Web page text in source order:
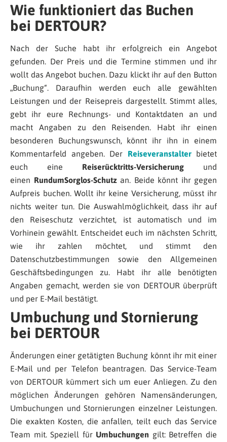
Wie funktioniert das Buchen
bei DERTOUR?
Nach der Suche habt ihr erfolgreich ein Angebot
gefunden. Der Preis und die Termine stimmen und ihr
wollt das Angebot buchen. Dazu klickt ihr auf den Button
„Buchung“. Daraufhin werden euch alle gewählten
Leistungen und der Reisepreis dargestellt. Stimmt alles,
gebt ihr eure Rechnungs- und Kontaktdaten an und
macht Angaben zu den Reisenden. Habt ihr einen
besonderen Buchungswunsch, könnt ihr ihn in einem
Kommentarfeld angeben. Der Reiseveranstalterbietet
euch eine Reiserücktritts-Versicherung und
einen RundumSorglos-Schutzan. Beide könnt ihr gegen
Aufpreis buchen. Wollt ihr keine Versicherung, müsst ihr
nichts weiter tun. Die Auswahlmöglichkeit, dass ihr auf
den Reiseschutz verzichtet, ist automatisch und im
Vorhinein gewählt. Entscheidet euch im nächsten Schritt,
wie ihr zahlen möchtet, und stimmt den
Datenschutzbestimmungen sowie den Allgemeinen
Geschäftsbedingungen zu. Habt ihr alle benötigten
Angaben gemacht, werden sie von DERTOUR überprüft
und per E-Mail bestätigt.
Umbuchung und Stornierung
bei DERTOUR
Änderungen einer getätigten Buchung könnt ihr mit einer
E-Mail und per Telefon beantragen. Das Service-Team
von DERTOUR kümmert sich um euer Anliegen. Zu den
möglichen Änderungen gehören Namensänderungen,
Umbuchungen und Stornierungen einzelner Leistungen.
Die exakten Kosten, die anfallen, teilt euch das Service
Team mit. Speziell für Umbuchungen gilt: Betreffen die